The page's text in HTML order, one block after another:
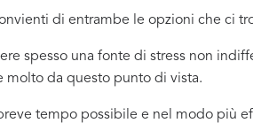
di entrambe le opzioni che ci
spesso una fonte di stress non
molto da questo punto di vista.
tempo possibile e nel modo più